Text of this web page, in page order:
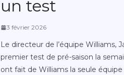
un test
3 février 2026
Le directeur de l’équipe Williams,
premier test de pré-saison la
ont fait de Williams la seule